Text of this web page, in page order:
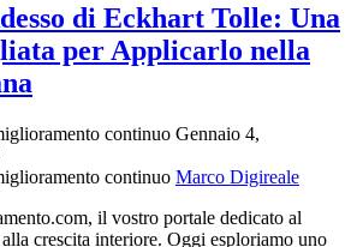
di Eckhart Tolle: Una
per Applicarlo nella
continuo Gennaio 4,
continuo Marco Digireale
il vostro portale dedicato al
alla crescita interiore. Oggi esploriamo uno